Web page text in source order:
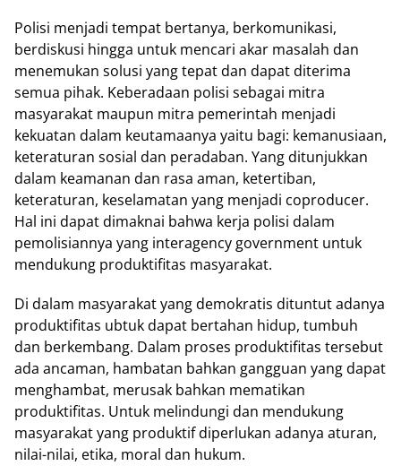
Polisi menjadi tempat bertanya, berkomunikasi,
berdiskusi hingga untuk mencari akar masalah dan
menemukan solusi yang tepat dan dapat diterima
semua pihak. Keberadaan polisi sebagai mitra
masyarakat maupun mitra pemerintah menjadi
kekuatan dalam keutamaanya yaitu bagi: kemanusiaan,
keteraturan sosial dan peradaban. Yang ditunjukkan
dalam keamanan dan rasa aman, ketertiban,
keteraturan, keselamatan yang menjadi coproducer.
Hal ini dapat dimaknai bahwa kerja polisi dalam
pemolisiannya yang interagency government untuk
mendukung produktifitas masyarakat.
Di dalam masyarakat yang demokratis dituntut adanya
produktifitas ubtuk dapat bertahan hidup, tumbuh
dan berkembang. Dalam proses produktifitas tersebut
ada ancaman, hambatan bahkan gangguan yang dapat
menghambat, merusak bahkan mematikan
produktifitas. Untuk melindungi dan mendukung
masyarakat yang produktif diperlukan adanya aturan,
nilai-nilai, etika, moral dan hukum.